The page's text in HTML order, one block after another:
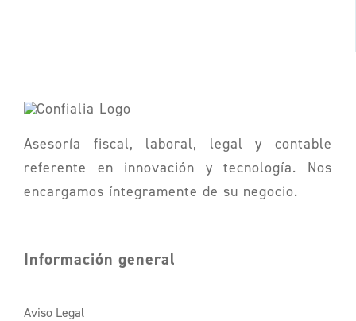
Asesoría fiscal, laboral, legal y contable
referente en innovación y tecnología. Nos
encargamos íntegramente de su negocio.
Información general
Aviso Legal